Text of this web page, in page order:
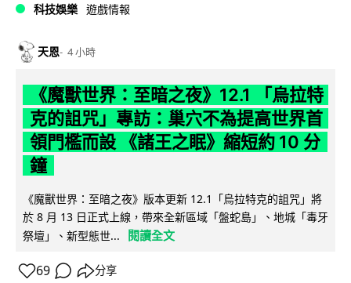
科技娛樂 遊戲情報
天恩 4 小時
《魔獸世界：至暗之夜》12.1 「烏拉特
克的詛咒」專訪：巢穴不為提高世界首
領門檻而設 《諸王之眠》縮短約 10 分
鐘
《魔獸世界：至暗之夜》版本更新 12.1「烏拉特克的詛咒」將
於 8 月 13 日正式上線，帶來全新區域「盤蛇島」、地城「毒牙
祭壇」、新型態世...
閱讀全文
69 分享